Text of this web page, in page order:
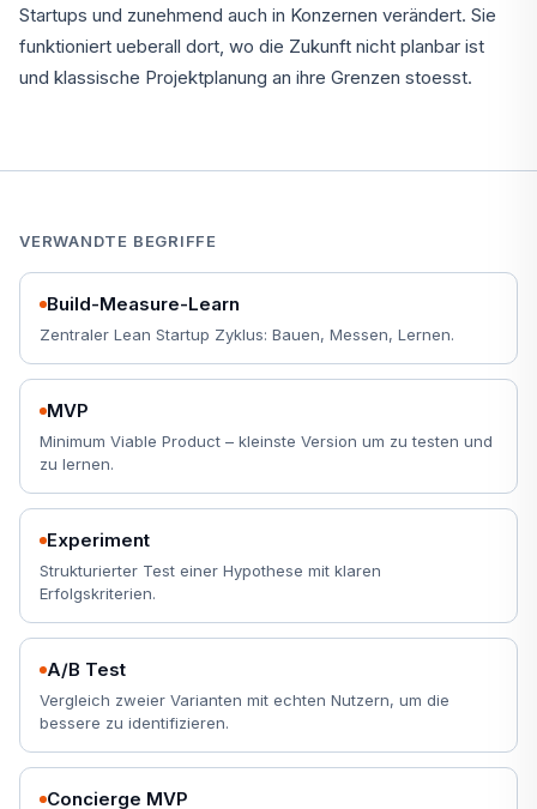
Startups und zunehmend auch in Konzernen verändert. Sie
funktioniert ueberall dort, wo die Zukunft nicht planbar ist
und klassische Projektplanung an ihre Grenzen stoesst.
VERWANDTE BEGRIFFE
Build-Measure-Learn
Zentraler Lean Startup Zyklus: Bauen, Messen, Lernen.
MVP
Minimum Viable Product – kleinste Version um zu testen und
zu lernen.
Experiment
Strukturierter Test einer Hypothese mit klaren
Erfolgskriterien.
A/B Test
Vergleich zweier Varianten mit echten Nutzern, um die
bessere zu identifizieren.
Concierge MVP